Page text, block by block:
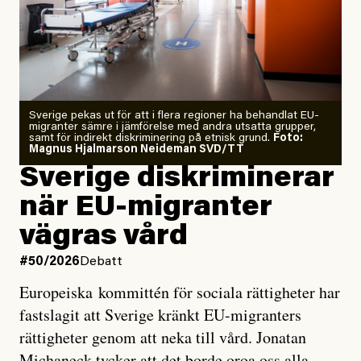
Årets El Niño kan bli den
starkaste som uppmätts
Zeke Hausfather är chockad igen efter att ha
analyserat hur de olika klimatmodellerna bedömer
läget för hur den begynnande El Niño-händelsen ska
utveckla sig. El Niño är ett återkommande
väderfenomen som uppstår när havsvattnet i delar av
Stilla havet blir ovanligt varmt. Det påverkar vädret
över stora delar av världen och under
forskare allt oftare varnat för att den här El Niñon
Det verkar vara en underdrift, menar nu Zeke
Hausfather.
Sverige pekas ut för att i flera regioner ha behandlat EU-
migranter sämre i jämförelse med andra utsatta grupper,
samt för indirekt diskriminering på etnisk grund. Foto:
Magnus Hjalmarson Neideman SVD/TT
Sverige diskriminerar
när EU-migranter
vägras vård
#50/2026 Debatt
Europeiska kommittén för sociala rättigheter har
fastslagit att Sverige kränkt EU-migranters
rättigheter genom att neka till vård. Jonatan